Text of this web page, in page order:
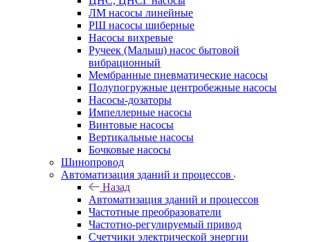
ЛМ насосы линейные
РШ насосы шиберные
Насосы вихревые
Ручеек (Малыш) насос бытовой
вибрационный
Мембранные пневматические насосы
Полупогружные центробежные насосы
Насосы-дозаторы
Импеллерные насосы
Винтовые насосы
Вертикальные насосы
Бочковые насосы
Шинопровод
Автоматизация зданий и процессов
Назад
Автоматизация зданий и процессов
Частотные преобразователи
Частотно-регулируемый привод
Счетчики электрической энергии